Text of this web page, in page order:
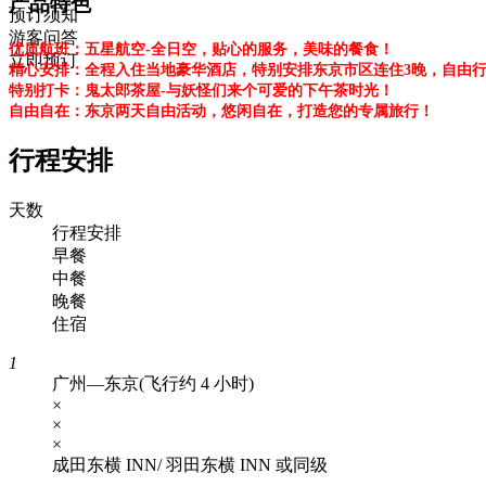
预订须知
游客问答
立即预订
优质航班：五星航空-全日空，贴心的服务，美味的餐食！
精心安排：全程入住当地豪华酒店，特别安排东京市区连住3晚，自由
特别打卡：鬼太郎茶屋-与妖怪们来个可爱的下午茶时光！
自由自在：东京两天自由活动，悠闲自在，打造您的专属旅行！
行程安排
天数
行程安排
早餐
中餐
晚餐
住宿
1
广州—东京(飞行约 4 小时)
×
×
×
成田东横 INN/ 羽田东横 INN 或同级